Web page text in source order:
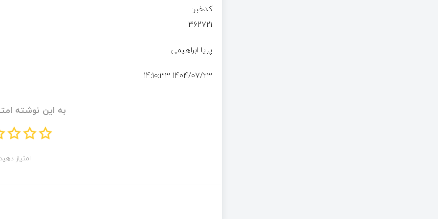
کدخبر:
362721
پریا ابراهیمی
۱۴۰۴/۰۷/۲۳ ۱۴:۱۰:۳۳
به این نوشته
امتیاز